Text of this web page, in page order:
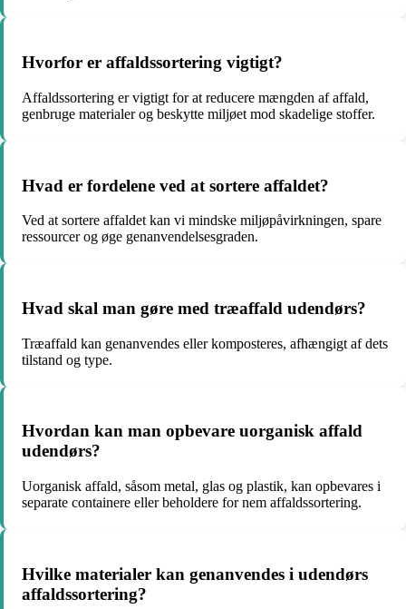
Hvorfor er affaldssortering vigtigt?
Affaldssortering er vigtigt for at reducere mængden af affald,
genbruge materialer og beskytte miljøet mod skadelige stoffer.
Hvad er fordelene ved at sortere affaldet?
Ved at sortere affaldet kan vi mindske miljøpåvirkningen, spare
ressourcer og øge genanvendelsesgraden.
Hvad skal man gøre med træaffald udendørs?
Træaffald kan genanvendes eller komposteres, afhængigt af dets
tilstand og type.
Hvordan kan man opbevare uorganisk affald
udendørs?
Uorganisk affald, såsom metal, glas og plastik, kan opbevares i
separate containere eller beholdere for nem affaldssortering.
Hvilke materialer kan genanvendes i udendørs
affaldssortering?